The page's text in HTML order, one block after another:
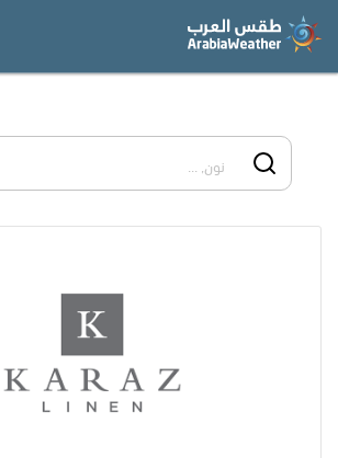
القائمة
أفضل 20
المتاجر